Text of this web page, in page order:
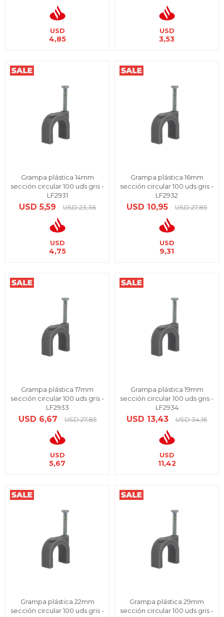
USD
4,85
USD
3,53
Grampa plástica 14mm
sección circular 100 uds gris -
LF2931
USD 5,59 USD 23,36
USD
4,75
Grampa plástica 16mm
sección circular 100 uds gris -
LF2932
USD 10,95 USD 27,85
USD
9,31
Grampa plástica 17mm
sección circular 100 uds gris -
LF2933
USD 6,67 USD 27,85
USD
5,67
Grampa plástica 19mm
sección circular 100 uds gris -
LF2934
USD 13,43 USD 34,16
USD
11,42
Grampa plástica 22mm
sección circular 100 uds gris -
Grampa plástica 29mm
sección circular 100 uds gris -